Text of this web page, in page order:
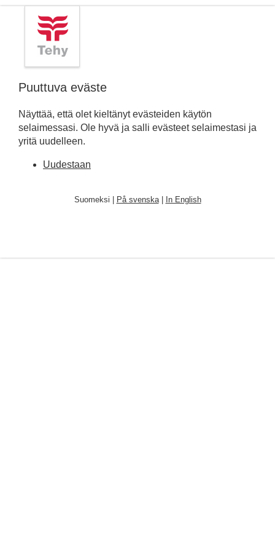
Puuttuva eväste
Näyttää, että olet kieltänyt evästeiden käytön
selaimessasi. Ole hyvä ja salli evästeet selaimestasi ja
yritä uudelleen.
Uudestaan
Suomeksi | På svenska| In English